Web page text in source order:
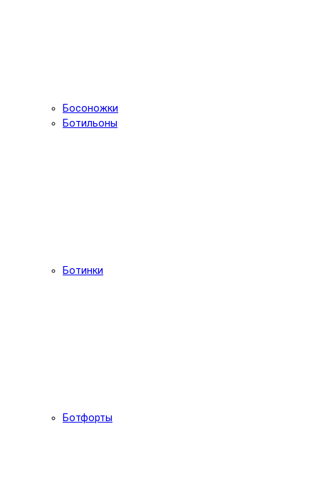
Босоножки
Ботильоны
Ботинки
Ботфорты